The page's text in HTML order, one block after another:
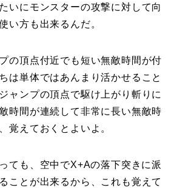
いにモンスターの攻撃に対して向
い方も出来るんだ。
の頂点付近でも短い無敵時間が付
は単体ではあんまり活かせること
ャンプの頂点で駆け上がり斬りに
時間が連続して非常に長い無敵時
覚えておくとよいよ。
ても、空中でX+Aの落下突きに派
ことが出来るから、これも覚えて